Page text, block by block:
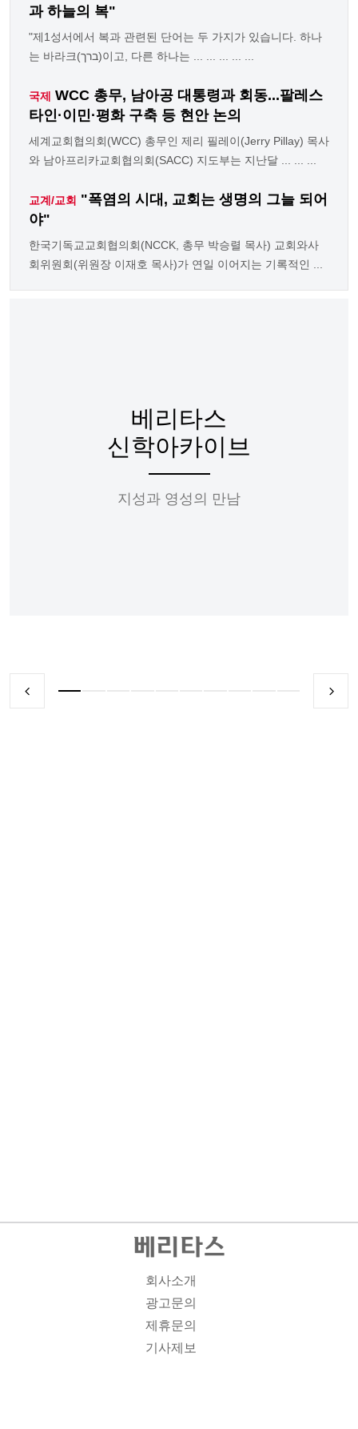
과 하늘의 복"
"제1성서에서 복과 관련된 단어는 두 가지가 있습니다. 하나
는 바라크(ברך)이고, 다른 하나는 ... ... ... ... ...
국제 WCC 총무, 남아공 대통령과 회동...팔레스
타인·이민·평화 구축 등 현안 논의
세계교회협의회(WCC) 총무인 제리 필레이(Jerry Pillay) 목사
와 남아프리카교회협의회(SACC) 지도부는 지난달 ... ... ...
교계/교회 "폭염의 시대, 교회는 생명의 그늘 되어
야"
한국기독교교회협의회(NCCK, 총무 박승렬 목사) 교회와사
회위원회(위원장 이재호 목사)가 연일 이어지는 기록적인 ...
베리타스
신학아카이브
지성과 영성의 만남
회사소개
광고문의
제휴문의
기사제보